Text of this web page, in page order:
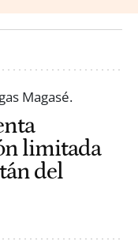
limitada
del